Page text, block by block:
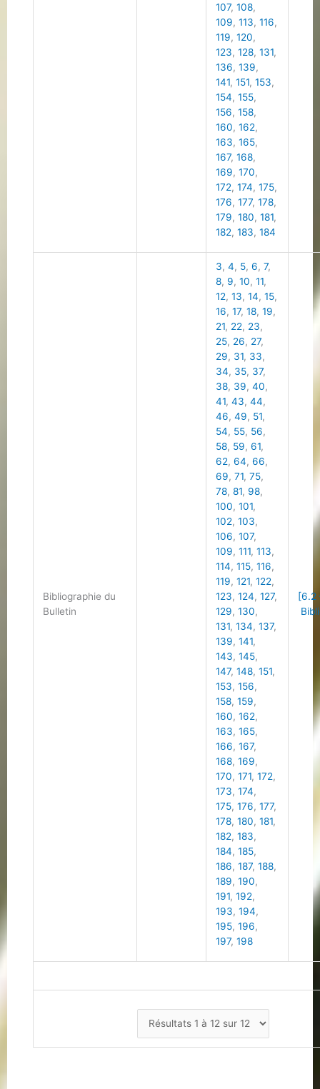
107,108,
109,113,116,
119,120,
123,128,131,
136,139,
141,151,153,
154,155,
156,158,
160,162,
163,165,
167,168,
169,170,
172,174,175,
176,177,178,
179,180,181,
182,183,184
Bibliographie du
Bulletin
3,4, 5,6,7,
8, 9,10,11,
12,13,14,15,
16,17,18,19,
21, 22, 23,
25, 26, 27,
29, 31, 33,
34, 35, 37,
38, 39,40,
41,43,44,
46,49, 51,
54, 55, 56,
58, 59,61,
62,64,66,
69,71,75,
78,81, 98,
100,101,
102,103,
106,107,
109,111,113,
114,115,116,
119,121,122,
123,124,127,
129,130,
131,134,137,
139,141,
143,145,
147,148,151,
153,156,
158,159,
160,162,
163,165,
166,167,
168,169,
170,171,172,
173,174,
175,176,177,
178,180,181,
182,183,
184,185,
186,187,188,
189,190,
191,192,
193,194,
195,196,
197,198
[6.2